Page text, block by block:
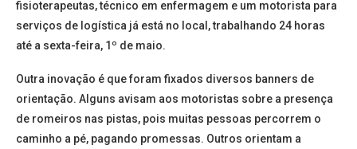
fisioterapeutas, técnico em enfermagem e um motorista para
serviços de logística já está no local, trabalhando 24 horas
até a sexta-feira, 1º de maio.
Outra inovação é que foram fixados diversos banners de
orientação. Alguns avisam aos motoristas sobre a presença
de romeiros nas pistas, pois muitas pessoas percorrem o
caminho a pé, pagando promessas. Outros orientam a